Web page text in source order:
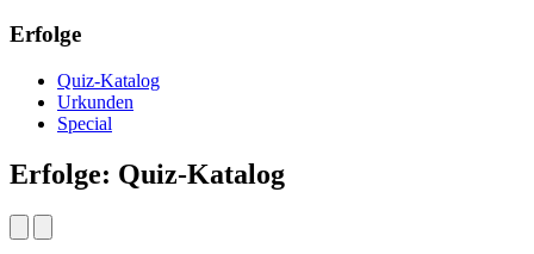
Erfolge
Quiz-Katalog
Urkunden
Special
Erfolge: Quiz-Katalog